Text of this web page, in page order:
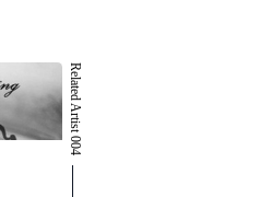
Related Artist 004